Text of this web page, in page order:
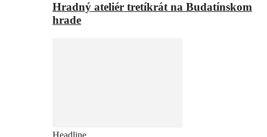
Hradný ateliér tretíkrát na Budatínskom
hrade
Headline